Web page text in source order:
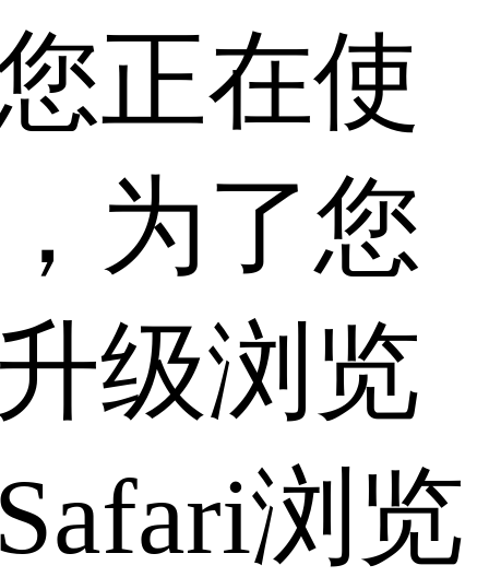
正在使
为了您
级浏览
浏览